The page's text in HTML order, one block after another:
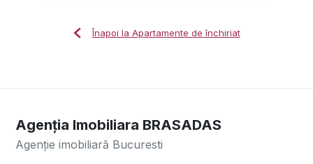
Înapoi la Apartamente de închiriat
Agenția Imobiliara BRASADAS
Agenție imobiliară Bucuresti